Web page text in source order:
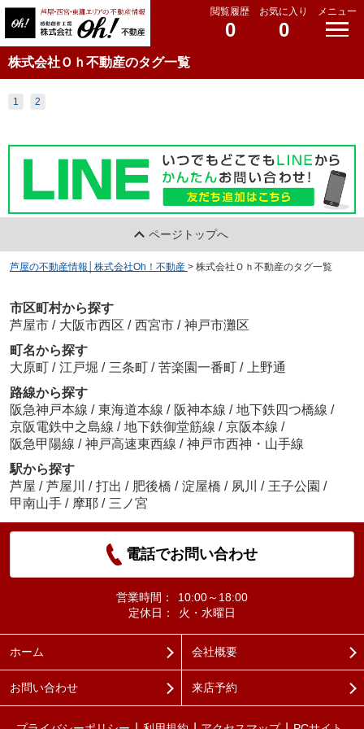
閲覧履歴
0
お気に入り
0
メニュー
株式会社Ｏｈ不動産のタグ一覧
1 2
ページトップへ
芦屋の不動産情報│株式会社Oh！不動産 > 株式会社Ｏｈ不動産のタグ一覧
市区町村から探す
芦屋市 / 大阪市西区 / 西宮市 / 神戸市灘区
町名から探す
大原町 / 江戸堀 / 三条町 / 苦楽園一番町 /
上野通
路線から探す
阪急神戸本線 / 東海道本線 / 阪神本線 / 地下鉄四つ橋線 /
京阪電鉄中之島線 / 地下鉄御堂筋線 / 京阪本線 /
阪急甲陽線 / 神戸高速東西線 / 神戸市西神・山手線
駅から探す
芦屋 / 芦屋川 / 打出 / 肥後橋 / 淀屋橋 / 夙川 / 王子公園 /
甲南山手 / 摩耶 / 三ノ宮
電話でお問い合わせ
営業時間：
10:00～18:00
定休日：
火・水曜日
ホーム 会社概要
お問い合わせ 来店予約